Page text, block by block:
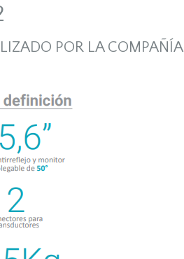
POR LA COMPAÑÍA